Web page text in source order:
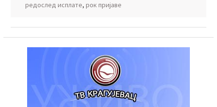
редослед исплате, рок пријаве